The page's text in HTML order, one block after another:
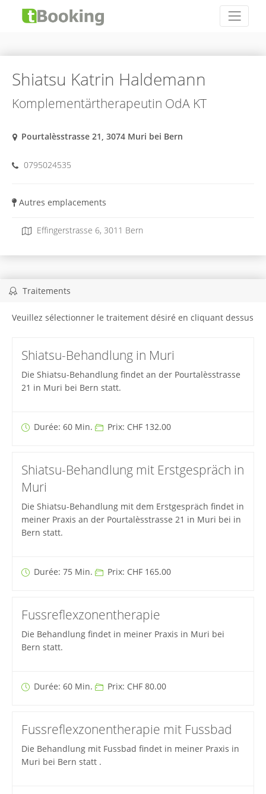
Shiatsu Katrin Haldemann
Komplementärtherapeutin OdA KT
Pourtalèsstrasse 21, 3074 Muri bei Bern
0795024535
Autres emplacements
Effingerstrasse 6, 3011 Bern
Traitements
Veuillez sélectionner le traitement désiré en cliquant dessus
Shiatsu-Behandlung in Muri
Die Shiatsu-Behandlung findet an der Pourtalèsstrasse
21 in Muri bei Bern statt.
Durée: 60 Min. Prix: CHF 132.00
Shiatsu-Behandlung mit Erstgespräch in
Muri
Die Shiatsu-Behandlung mit dem Erstgespräch findet in
meiner Praxis an der Pourtalèsstrasse 21 in Muri bei in
Bern statt.
Durée: 75 Min. Prix: CHF 165.00
Fussreflexzonentherapie
Die Behandlung findet in meiner Praxis in Muri bei
Bern statt.
Durée: 60 Min. Prix: CHF 80.00
Fussreflexzonentherapie mit Fussbad
Die Behandlung mit Fussbad findet in meiner Praxis in
Muri bei Bern statt .